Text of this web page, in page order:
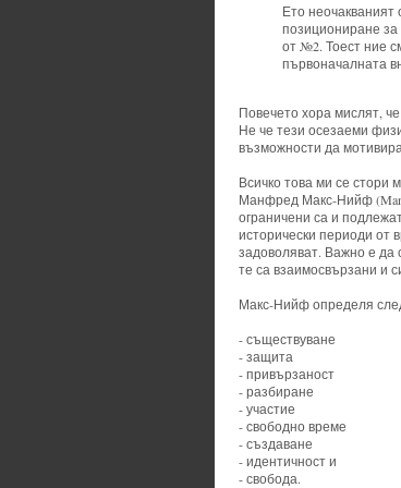
Ето неочакваният
позициониране за
от №2. Тоест ние
първоначалната
Повечето хора мислят,
Не че тези осезаеми
възможности да
Всичко това ми се стори
Манфред Макс-Нийф
ограничени са и
исторически периоди от
задоволяват. Важно е да
те са взаимосвързани и
Макс-Нийф определя
- съществуване
- защита
- привързаност
- разбиране
- участие
- свободно време
- създаване
- идентичност и
- свобода.